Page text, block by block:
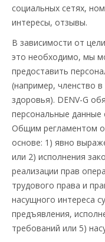
социальных сетях,
интересы, отзывы.
В зависимости от
это необходимо, мы
предоставить
(например, членство
здоровья). DENV-G
персональные данные
Общим регламентом о
основе: 1) явно
или 2) исполнения
реализации прав
трудового права и
насущного интереса
предъявления,
требований или 5)